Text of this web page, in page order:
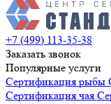
+7 (499) 113-35-38
Заказать звонок
Популярные услуги
Сертификация рыбы
Сертификация чая